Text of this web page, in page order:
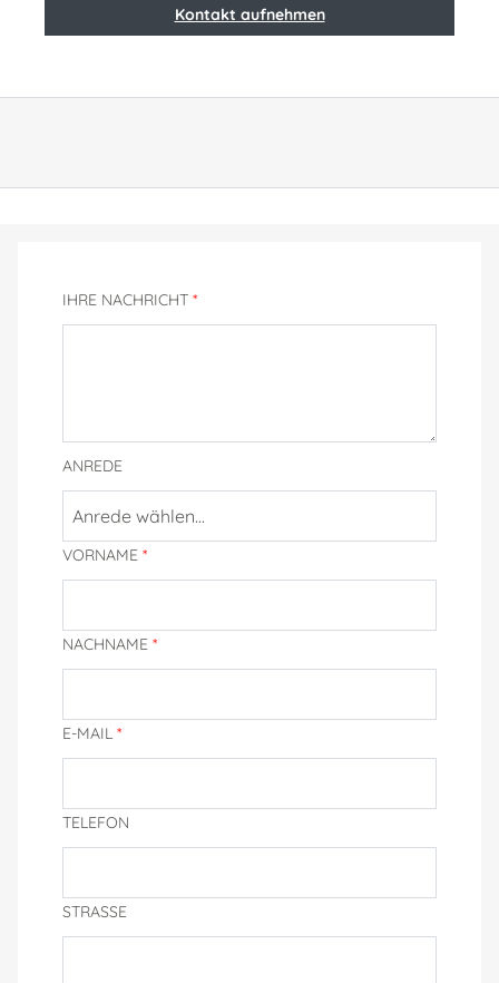
Kontakt aufnehmen
IHRE NACHRICHT *
ANREDE
Anrede wählen...
VORNAME *
NACHNAME *
E-MAIL *
TELEFON
STRASSE